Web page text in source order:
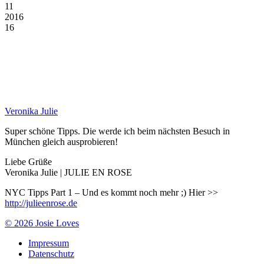
11
2016
16
Veronika Julie
Super schöne Tipps. Die werde ich beim nächsten Besuch in
München gleich ausprobieren!
Liebe Grüße
Veronika Julie | JULIE EN ROSE
NYC Tipps Part 1 – Und es kommt noch mehr ;) Hier >>
http://julieenrose.de
© 2026 Josie Loves
Impressum
Datenschutz